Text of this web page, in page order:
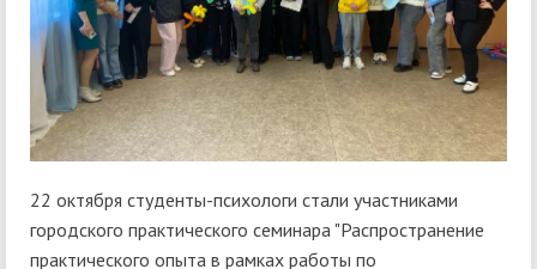
22 октября студенты-психологи стали участниками
городского практического семинара "Распространение
практического опыта в рамках работы по